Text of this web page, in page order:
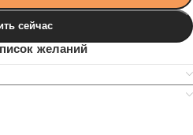
сейчас
желаний